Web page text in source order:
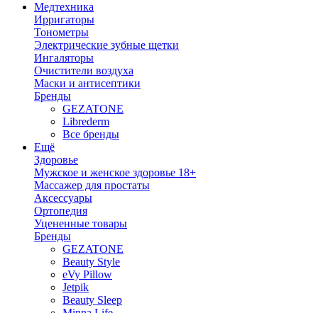
Медтехника
Ирригаторы
Тонометры
Электрические зубные щетки
Ингаляторы
Очистители воздуха
Маски и антисептики
Бренды
GEZATONE
Librederm
Все бренды
Ещё
Здоровье
Мужское и женское здоровье 18+
Массажер для простаты
Аксессуары
Ортопедия
Уцененные товары
Бренды
GEZATONE
Beauty Style
eVy Pillow
Jetpik
Beauty Sleep